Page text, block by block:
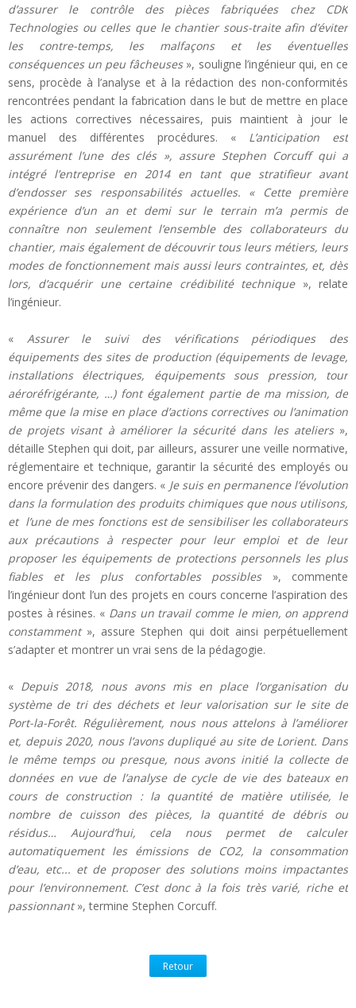
d’assurer le contrôle des pièces fabriquées chez CDK
Technologies ou celles que le chantier sous-traite afin d’éviter
les contre-temps, les malfaçons et les éventuelles
conséquences un peu fâcheuses», souligne l’ingénieur qui, en ce
sens, procède à l’analyse et à la rédaction des non-conformités
rencontrées pendant la fabrication dans le but de mettre en place
les actions correctives nécessaires, puis maintient à jour le
manuel des différentes procédures. « L’anticipation est
assurément l’une des clés », assure Stephen Corcuff qui a
intégré l’entreprise en 2014 en tant que stratifieur avant
d’endosser ses responsabilités actuelles. « Cette première
expérience d’un an et demi sur le terrain m’a permis de
connaître non seulement l’ensemble des collaborateurs du
chantier, mais également de découvrir tous leurs métiers, leurs
modes de fonctionnement mais aussi leurs contraintes, et, dès
lors, d’acquérir une certaine crédibilité technique», relate
l’ingénieur.
« Assurer le suivi des vérifications périodiques des
équipements des sites de production (équipements de levage,
installations électriques, équipements sous pression, tour
aéroréfrigérante, …) font également partie de ma mission, de
même que la mise en place d’actions correctives ou l’animation
de projets visant à améliorer la sécurité dans les ateliers»,
détaille Stephen qui doit, par ailleurs, assurer une veille normative,
réglementaire et technique, garantir la sécurité des employés ou
encore prévenir des dangers. « Je suis en permanence l’évolution
dans la formulation des produits chimiques que nous utilisons,
et l’une de mes fonctions est de sensibiliser les collaborateurs
aux précautions à respecter pour leur emploi et de leur
proposer les équipements de protections personnels les plus
fiables et les plus confortables possibles», commente
l’ingénieur dont l’un des projets en cours concerne l’aspiration des
postes à résines. « Dans un travail comme le mien, on apprend
constamment», assure Stephen qui doit ainsi perpétuellement
s’adapter et montrer un vrai sens de la pédagogie.
« Depuis 2018, nous avons mis en place l’organisation du
système de tri des déchets et leur valorisation sur le site de
Port-la-Forêt. Régulièrement, nous nous attelons à l’améliorer
et, depuis 2020, nous l’avons dupliqué au site de Lorient. Dans
le même temps ou presque, nous avons initié la collecte de
données en vue de l’analyse de cycle de vie des bateaux en
cours de construction : la quantité de matière utilisée, le
nombre de cuisson des pièces, la quantité de débris ou
résidus… Aujourd’hui, cela nous permet de calculer
automatiquement les émissions de CO2, la consommation
d’eau, etc... et de proposer des solutions moins impactantes
pour l’environnement. C’est donc à la fois très varié, riche et
passionnant», termine Stephen Corcuff.
Retour